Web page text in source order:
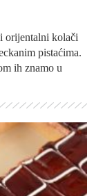
orijentalni kolači
pistaćima.
ih znamo u